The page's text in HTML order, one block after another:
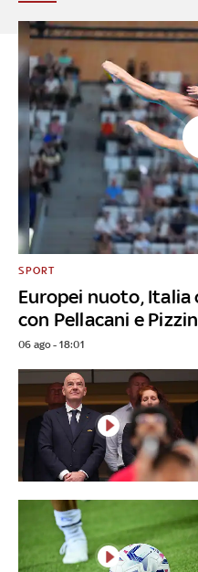
Europei nuoto,
con Pellacani e
SPORT
06 ago - 18:01